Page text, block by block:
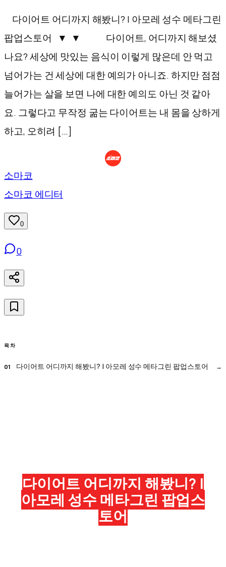
다이어트 어디까지 해봤니? | 아모레 성수 메타그린
팝업스토어 ▼ ▼ 다이어트, 어디까지 해보셨
나요? 세상에 맛있는 음식이 이렇게 많은데 안 먹고
넘어가는 건 세상에 대한 예의가 아니죠. 하지만 점점
늘어가는 살을 보면 나에 대한 예의도 아닌 것 같아
요. 그렇다고 무작정 굶는 다이어트는 내 몸을 상하게
하고, 오히려 […]
소마코
소마코 에디터
0
0
목차
다이어트 어디까지 해봤니? | 아모레 성수 메타그린 팝업스토어
다이어트 어디까지 해봤니? |
아모레 성수 메타그린 팝업스
토어